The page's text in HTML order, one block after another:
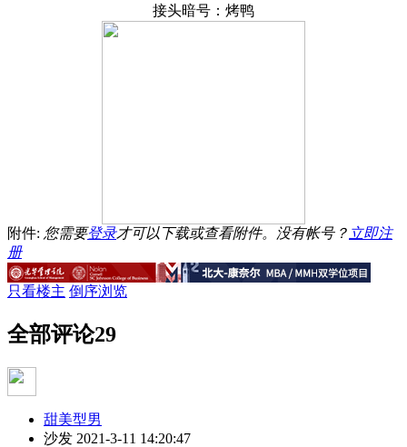
接头暗号：烤鸭
附件: 您需要登录才可以下载或查看附件。没有帐号？ 立即注
册
只看楼主 倒序浏览
全部评论29
甜美型男
沙发 2021-3-11 14:20:47